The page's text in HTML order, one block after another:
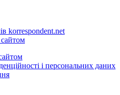
korrespondent.net
і персональних даних